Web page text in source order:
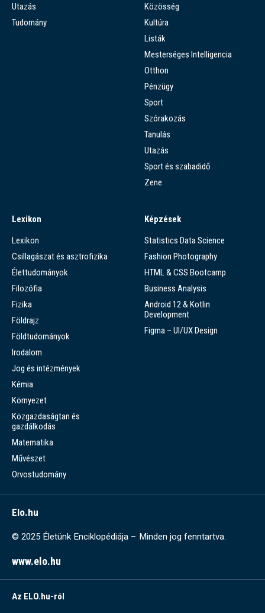
Utazás
Tudomány
Közösség
Kultúra
Listák
Mesterséges Intelligencia
Otthon
Pénzügy
Sport
Szórakozás
Tanulás
Utazás
Sport és szabadidő
Zene
Lexikon
Lexikon
Csillagászat és asztrofizika
Élettudományok
Filozófia
Fizika
Földrajz
Földtudományok
Irodalom
Jog és intézmények
Kémia
Környezet
Közgazdaságtan és
gazdálkodás
Matematika
Művészet
Orvostudomány
Képzések
Statistics Data Science
Fashion Photography
HTML & CSS Bootcamp
Business Analysis
Android 12 & Kotlin
Development
Figma – UI/UX Design
Elo.hu
© 2025 Életünk Enciklopédiája – Minden jog fenntartva.
www.elo.hu
Az ELO.hu-ról